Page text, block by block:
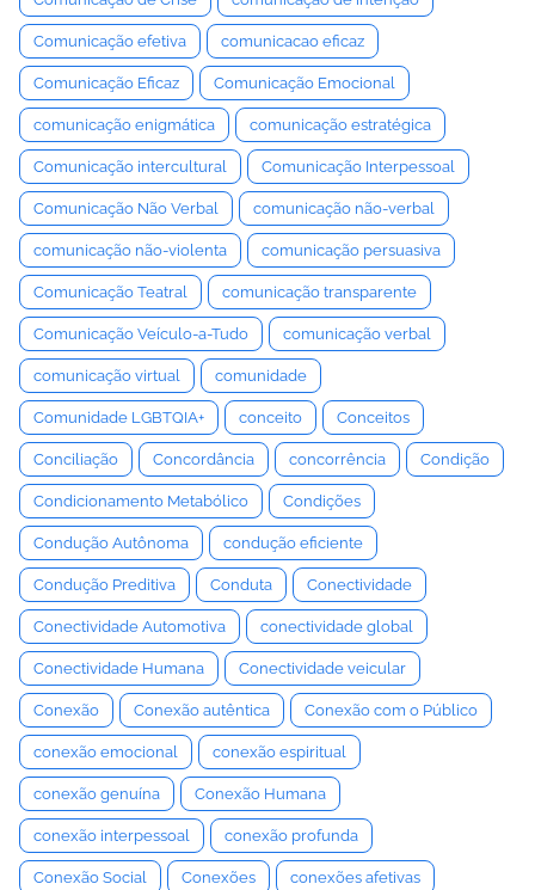
Comunicação efetiva comunicacao eficaz
Comunicação Eficaz Comunicação Emocional
comunicação enigmática comunicação estratégica
Comunicação intercultural Comunicação Interpessoal
Comunicação Não Verbal comunicação não-verbal
comunicação não-violenta comunicação persuasiva
Comunicação Teatral comunicação transparente
Comunicação Veículo-a-Tudo comunicação verbal
comunicação virtual comunidade
Comunidade LGBTQIA+ conceito Conceitos
Conciliação Concordância concorrência Condição
Condicionamento Metabólico Condições
Condução Autônoma condução eficiente
Condução Preditiva Conduta Conectividade
Conectividade Automotiva conectividade global
Conectividade Humana Conectividade veicular
Conexão Conexão autêntica Conexão com o Público
conexão emocional conexão espiritual
conexão genuína Conexão Humana
conexão interpessoal conexão profunda
Conexão Social Conexões conexões afetivas